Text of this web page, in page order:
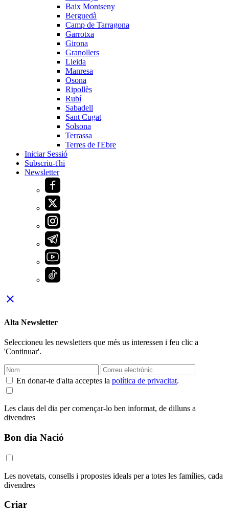
Baix Montseny
Berguedà
Camp de Tarragona
Garrotxa
Girona
Granollers
Lleida
Manresa
Osona
Ripollès
Rubí
Sabadell
Sant Cugat
Solsona
Terrassa
Terres de l'Ebre
Iniciar Sessió
Subscriu-t'hi
Newsletter
close
Alta Newsletter
Seleccioneu les newsletters que més us interessen i feu clic a
'Continuar'.
En donar-te d'alta acceptes la política de privacitat.
Les claus del dia per començar-lo ben informat, de dilluns a
divendres
Bon dia Nació
Les novetats, consells i propostes ideals per a totes les famílies, cada
divendres
Criar